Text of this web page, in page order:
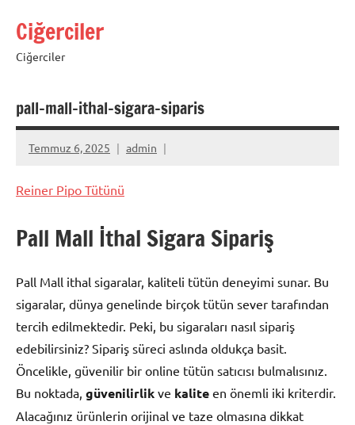
geçCiğerciler
Ciğerciler
pall-mall-ithal-sigara-siparis
Temmuz 6, 2025 admin
Reiner Pipo Tütünü
Pall Mall İthal Sigara Sipariş
Pall Mall ithal sigaralar, kaliteli tütün deneyimi sunar. Bu
sigaralar, dünya genelinde birçok tütün sever tarafından
tercih edilmektedir. Peki, bu sigaraları nasıl sipariş
edebilirsiniz? Sipariş süreci aslında oldukça basit.
Öncelikle, güvenilir bir online tütün satıcısı bulmalısınız.
Bu noktada, güvenilirlik ve kalite en önemli iki kriterdir.
Alacağınız ürünlerin orijinal ve taze olmasına dikkat